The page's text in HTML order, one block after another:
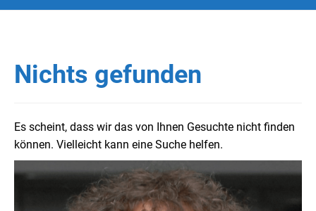
Nichts gefunden
Es scheint, dass wir das von Ihnen Gesuchte nicht finden
können. Vielleicht kann eine Suche helfen.